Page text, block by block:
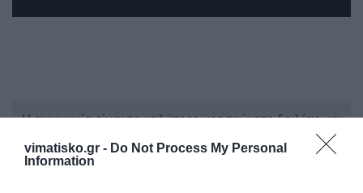
vimatisko.gr - Do Not Process My Personal
Information
Η ανωνυμία είναι το καλύτερο κρησφύγετο δειλίας και